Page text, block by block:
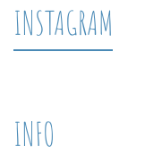
INSTAGRAM
INFO